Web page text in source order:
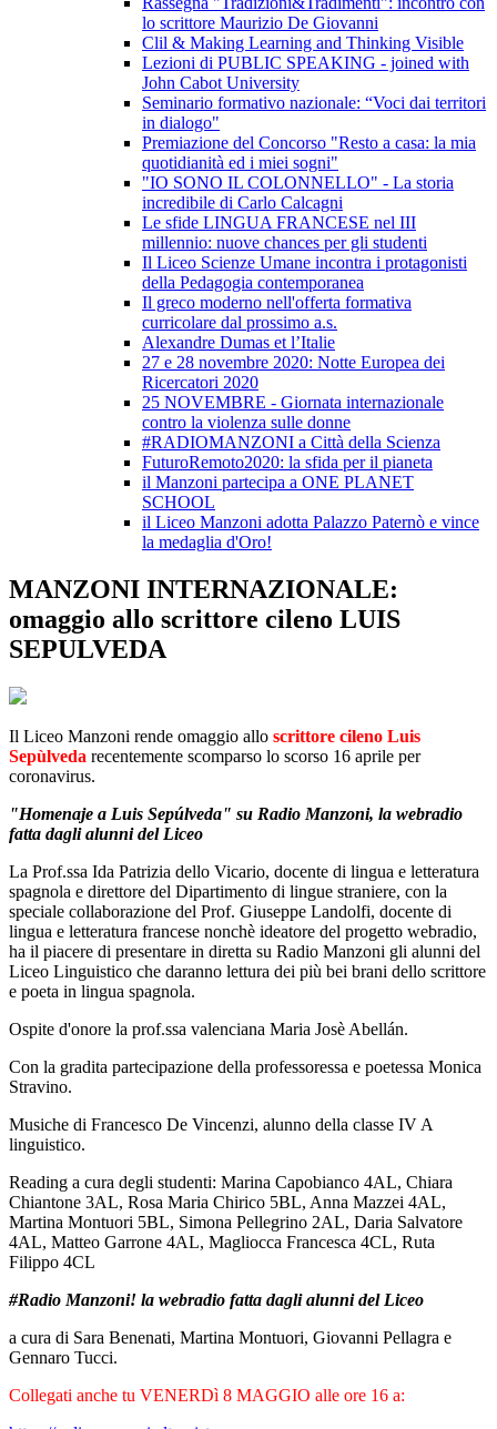
lo scrittore Maurizio De Giovanni
Clil & Making Learning and Thinking Visible
Lezioni di PUBLIC SPEAKING - joined with
John Cabot University
Seminario formativo nazionale: “Voci dai territori
in dialogo"
Premiazione del Concorso "Resto a casa: la mia
quotidianità ed i miei sogni"
"IO SONO IL COLONNELLO" - La storia
incredibile di Carlo Calcagni
Le sfide LINGUA FRANCESE nel III
millennio: nuove chances per gli studenti
Il Liceo Scienze Umane incontra i protagonisti
della Pedagogia contemporanea
Il greco moderno nell'offerta formativa
curricolare dal prossimo a.s.
Alexandre Dumas et l’Italie
27 e 28 novembre 2020: Notte Europea dei
Ricercatori 2020
25 NOVEMBRE - Giornata internazionale
contro la violenza sulle donne
#RADIOMANZONI a Città della Scienza
FuturoRemoto2020: la sfida per il pianeta
il Manzoni partecipa a ONE PLANET
SCHOOL
il Liceo Manzoni adotta Palazzo Paternò e vince
la medaglia d'Oro!
MANZONI INTERNAZIONALE:
omaggio allo scrittore cileno LUIS
SEPULVEDA
Il Liceo Manzoni rende omaggio allo scrittore cileno Luis
Sepùlveda recentemente scomparso lo scorso 16 aprile per
coronavirus.
"Homenaje a Luis Sepúlveda" su Radio Manzoni, la webradio
fatta dagli alunni del Liceo
La Prof.ssa Ida Patrizia dello Vicario, docente di lingua e letteratura
spagnola e direttore del Dipartimento di lingue straniere, con la
speciale collaborazione del Prof. Giuseppe Landolfi, docente di
lingua e letteratura francese nonchè ideatore del progetto webradio,
ha il piacere di presentare in diretta su Radio Manzoni gli alunni del
Liceo Linguistico che daranno lettura dei più bei brani dello scrittore
e poeta in lingua spagnola.
Ospite d'onore la prof.ssa valenciana Maria Josè Abellán.
Con la gradita partecipazione della professoressa e poetessa Monica
Stravino.
Musiche di Francesco De Vincenzi, alunno della classe IV A
linguistico.
Reading a cura degli studenti: Marina Capobianco 4AL, Chiara
Chiantone 3AL, Rosa Maria Chirico 5BL, Anna Mazzei 4AL,
Martina Montuori 5BL, Simona Pellegrino 2AL, Daria Salvatore
4AL, Matteo Garrone 4AL, Magliocca Francesca 4CL, Ruta
Filippo 4CL
#Radio Manzoni! la webradio fatta dagli alunni del Liceo
a cura di Sara Benenati, Martina Montuori, Giovanni Pellagra e
Gennaro Tucci.
Collegati anche tu VENERDì 8 MAGGIO alle ore 16 a: